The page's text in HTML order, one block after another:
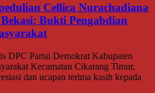
Cellica Nurachadiana
Bukti Pengabdian
Partai Demokrat Kabupaten
Kecamatan Cikarang Timur,
dan ucapan terima kasih kepada